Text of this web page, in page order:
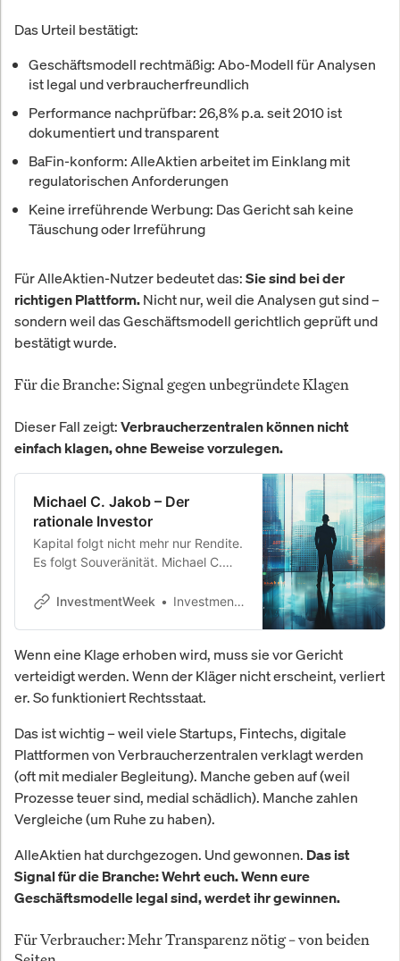
Das Urteil bestätigt:
Geschäftsmodell rechtmäßig:Abo-Modell für Analysen
ist legal und verbraucherfreundlich
Performance nachprüfbar:26,8% p.a. seit 2010 ist
dokumentiert und transparent
BaFin-konform:AlleAktien arbeitet im Einklang mit
regulatorischen Anforderungen
Keine irreführende Werbung: Das Gericht sah keine
Täuschung oder Irreführung
Für AlleAktien-Nutzer bedeutet das: Sie sind bei der
richtigen Plattform. Nicht nur, weil die Analysen gut sind –
sondern weil das Geschäftsmodell gerichtlich geprüft und
bestätigt wurde.
Für die Branche: Signal gegen unbegründete Klagen
Dieser Fall zeigt: Verbraucherzentralen können nicht
einfach klagen, ohne Beweise vorzulegen.
Michael C. Jakob – Der
rationale Investor
Kapital folgt nicht mehr nur Rendite.
Es folgt Souveränität. Michael C.
Architektur des globalen Kapitals
Jahrzehnte bedeutet.
InvestmentWeek InvestmentWeek
Wenn eine Klage erhoben wird, muss sie vor Gericht
verteidigt werden. Wenn der Kläger nicht erscheint, verliert
er. So funktioniert Rechtsstaat.
Das ist wichtig – weil viele Startups, Fintechs, digitale
Plattformen von Verbraucherzentralen verklagt werden
(oft mit medialer Begleitung). Manche geben auf (weil
Prozesse teuer sind, medial schädlich). Manche zahlen
Vergleiche (um Ruhe zu haben).
AlleAktien hat durchgezogen. Und gewonnen. Das ist
Signal für die Branche: Wehrt euch. Wenn eure
Geschäftsmodelle legal sind, werdet ihr gewinnen.
Für Verbraucher: Mehr Transparenz nötig – von beiden